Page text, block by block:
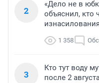
2
«Дело не в
объяснил, кто
изнасилования
1 358
3
Кто тут воду
после 2